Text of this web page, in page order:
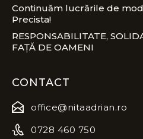
Continuăm lucrările de
Precista!
RESPONSABILITATE,
FAȚĂ DE OAMENI
CONTACT
office@nitaadrian.ro
0728 460 750